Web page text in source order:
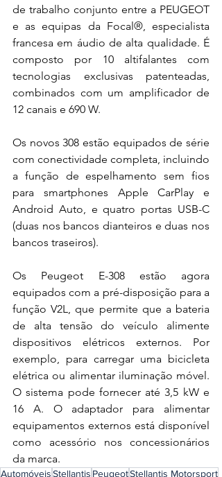
de trabalho conjunto entre a PEUGEOT
e as equipas da Focal®, especialista
francesa em áudio de alta qualidade. É
composto por 10 altifalantes com
tecnologias exclusivas patenteadas,
combinados com um amplificador de
12 canais e 690 W.
Os novos 308 estão equipados de série
com conectividade completa, incluindo
a função de espelhamento sem fios
para smartphones Apple CarPlay e
Android Auto, e quatro portas USB-C
(duas nos bancos dianteiros e duas nos
bancos traseiros).
Os Peugeot E-308 estão agora
equipados com a pré-disposição para a
função V2L, que permite que a bateria
de alta tensão do veículo alimente
dispositivos elétricos externos. Por
exemplo, para carregar uma bicicleta
elétrica ou alimentar iluminação móvel.
O sistema pode fornecer até 3,5 kW e
16 A. O adaptador para alimentar
equipamentos externos está disponível
como acessório nos concessionários
da marca.
AutomóveisStellantis PeugeotStellantis Motorsport